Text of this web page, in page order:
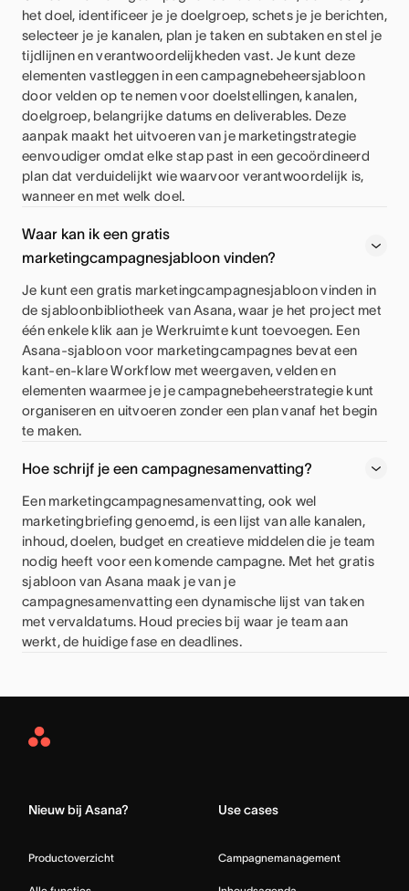
het doel, identificeer je je doelgroep, schets je je berichten,
selecteer je je kanalen, plan je taken en subtaken en stel je
tijdlijnen en verantwoordelijkheden vast. Je kunt deze
elementen vastleggen in een campagnebeheersjabloon
door velden op te nemen voor doelstellingen, kanalen,
doelgroep, belangrijke datums en deliverables. Deze
aanpak maakt het uitvoeren van je marketingstrategie
eenvoudiger omdat elke stap past in een gecoördineerd
plan dat verduidelijkt wie waarvoor verantwoordelijk is,
wanneer en met welk doel.
Waar kan ik een gratis
marketingcampagnesjabloon vinden?
Je kunt een gratis marketingcampagnesjabloon vinden in
de sjabloonbibliotheek van Asana, waar je het project met
één enkele klik aan je Werkruimte kunt toevoegen. Een
Asana-sjabloon voor marketingcampagnes bevat een
kant-en-klare Workflow met weergaven, velden en
elementen waarmee je je campagnebeheerstrategie kunt
organiseren en uitvoeren zonder een plan vanaf het begin
te maken.
Hoe schrijf je een campagnesamenvatting?
Een marketingcampagnesamenvatting, ook wel
marketingbriefing genoemd, is een lijst van alle kanalen,
inhoud, doelen, budget en creatieve middelen die je team
nodig heeft voor een komende campagne. Met het gratis
sjabloon van Asana maak je van je
campagnesamenvatting een dynamische lijst van taken
met vervaldatums. Houd precies bij waar je team aan
werkt, de huidige fase en deadlines.
Asana
Nieuw bij Asana?
Productoverzicht
Use cases
Campagnemanagement